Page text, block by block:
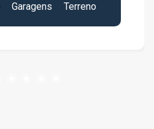
entre os ambientes,
ou até mesmo
no piso térreo Cozinha
Garagens
Terreno